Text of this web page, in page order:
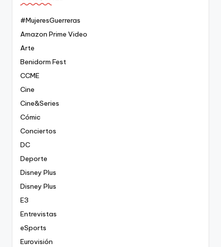
#MujeresGuerreras
Amazon Prime Video
Arte
Benidorm Fest
CCME
Cine
Cine&Series
Cómic
Conciertos
DC
Deporte
Disney Plus
Disney Plus
E3
Entrevistas
eSports
Eurovisión